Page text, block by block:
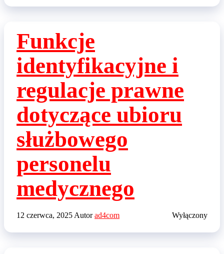
Funkcje
identyfikacyjne i
regulacje prawne
dotyczące ubioru
służbowego
personelu
medycznego
12 czerwca, 2025 Autor ad4com Wyłączony